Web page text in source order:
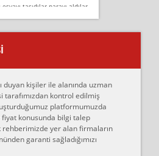
taşıdılar parayı aldılar.
alüminyum renkli bantı
eşyalarımı taşımak için
eşyalarımı düzgün şekilde
duyan kişiler ile alanında uzman
kontrol edilmiş
platformumuzda
konusunda bilgi talep
yer alan firmaların
garanti sağladığımızı